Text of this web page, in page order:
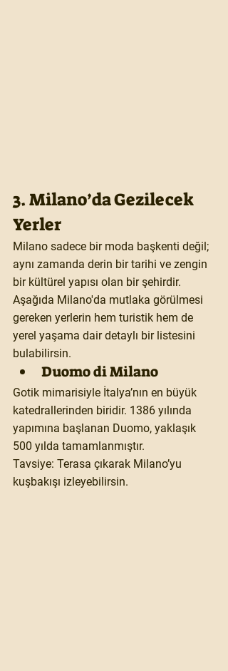
3. Milano’da Gezilecek
Yerler
Milano sadece bir moda başkenti değil;
aynı zamanda derin bir tarihi ve zengin
bir kültürel yapısı olan bir şehirdir.
Aşağıda Milano'da mutlaka görülmesi
gereken yerlerin hem turistik hem de
yerel yaşama dair detaylı bir listesini
bulabilirsin.
Duomo di Milano
Gotik mimarisiyle İtalya’nın en büyük
katedrallerinden biridir. 1386 yılında
yapımına başlanan Duomo, yaklaşık
500 yılda tamamlanmıştır.
Tavsiye: Terasa çıkarak Milano’yu
kuşbakışı izleyebilirsin.